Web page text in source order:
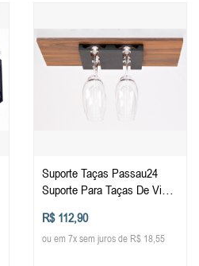
Suporte Taças Passau24
Suporte Para Taças De Vinho
R$ 112,90
ou em 7x sem juros de R$ 18,55